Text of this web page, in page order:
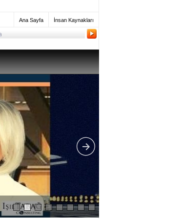
Ana Sayfa İnsan Kaynakları